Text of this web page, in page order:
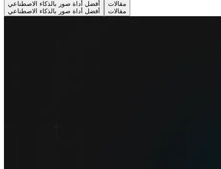
أفضل أداة صور بالذكاء الاصطناعي
أفضل أداة صور بالذكاء الاصطناعي
مقالات
مقالات